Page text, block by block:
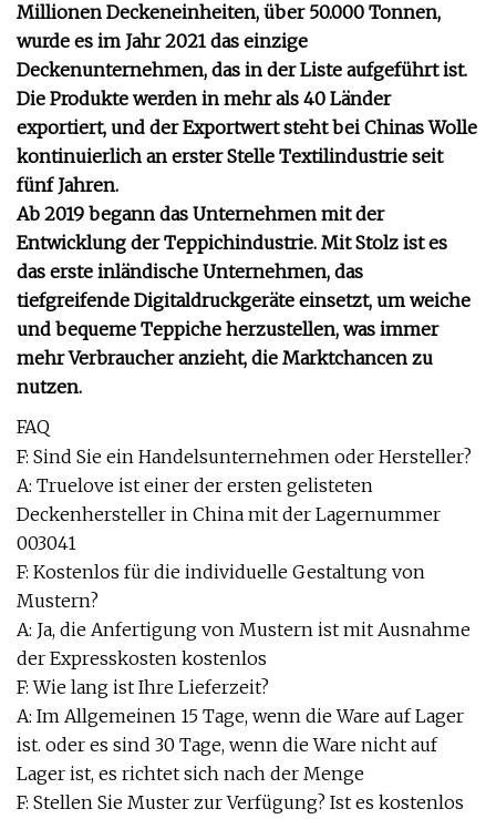
Millionen Deckeneinheiten, über 50.000 Tonnen,
wurde es im Jahr 2021 das einzige
Deckenunternehmen, das in der Liste aufgeführt ist.
Die Produkte werden in mehr als 40 Länder
exportiert, und der Exportwert steht bei Chinas Wolle
kontinuierlich an erster Stelle Textilindustrie seit
fünf Jahren.
Ab 2019 begann das Unternehmen mit der
Entwicklung der Teppichindustrie. Mit Stolz ist es
das erste inländische Unternehmen, das
tiefgreifende Digitaldruckgeräte einsetzt, um weiche
und bequeme Teppiche herzustellen, was immer
mehr Verbraucher anzieht, die Marktchancen zu
nutzen.
FAQ
F: Sind Sie ein Handelsunternehmen oder Hersteller?
A: Truelove ist einer der ersten gelisteten
Deckenhersteller in China mit der Lagernummer
003041
F: Kostenlos für die individuelle Gestaltung von
Mustern?
A: Ja, die Anfertigung von Mustern ist mit Ausnahme
der Expresskosten kostenlos
F: Wie lang ist Ihre Lieferzeit?
A: Im Allgemeinen 15 Tage, wenn die Ware auf Lager
ist. oder es sind 30 Tage, wenn die Ware nicht auf
Lager ist, es richtet sich nach der Menge
F: Stellen Sie Muster zur Verfügung? Ist es kostenlos